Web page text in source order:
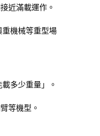
近滿載運作。
重機械等重型場
多少重量」。
等機型。